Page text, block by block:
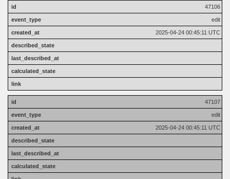
47106
edit
2025-04-24 00:45:11 UTC
47107
edit
2025-04-24 00:45:11 UTC